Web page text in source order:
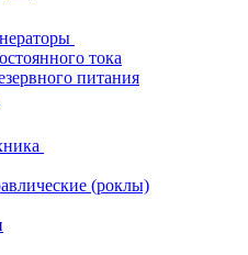
тока
питания
(роклы)